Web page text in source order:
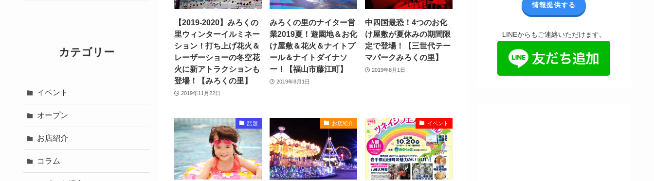
【2019-2020】みろくの
里ウィンターイルミネー
ション！打ち上げ花火＆
レーザーショーの冬空花
火に新アトラクションも
登場！【みろくの里】
2019年11月22日
みろくの里のナイター営
業2019夏！遊園地＆お化
け屋敷＆花火＆ナイトプ
ール＆ナイトダイナソ
ー！【福山市藤江町】
2019年8月1日
中四国最恐！4つのお化
け屋敷が夏休みの期間限
定で登場！【三世代テー
マパークみろくの里】
2019年8月1日
話題 お店紹介 イベント
情報提供する
LINEからもご連絡いただけます。
カテゴリー
イベント
オープン
お店紹介
コラム